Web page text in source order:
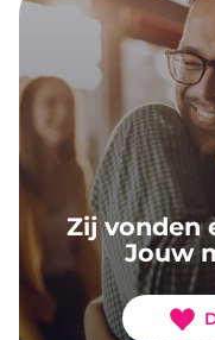
Zij vonden
Jouw